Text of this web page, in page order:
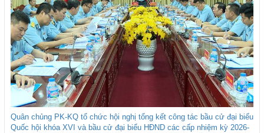
Quân chủng PK-KQ tổ chức hội nghị tổng kết công tác bầu cử đại biểu
Quốc hội khóa XVI và bầu cử đại biểu HĐND các cấp nhiệm kỳ 2026-